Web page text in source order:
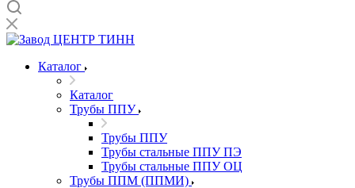
Каталог
Каталог
Трубы ППУ
Трубы ППУ
Трубы стальные ППУ ПЭ
Трубы стальные ППУ ОЦ
Трубы ППМ (ППМИ)